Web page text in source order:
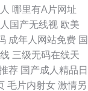
哪里有A片网址
国产无线视 欧美
成年人网站免费 国
三级无码在线天
荐 国产成人精品日
毛片内射女 激情另